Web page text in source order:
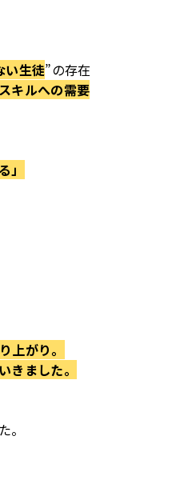
い生徒”の存在
キルへの需要
」
上がり。
きました。
。